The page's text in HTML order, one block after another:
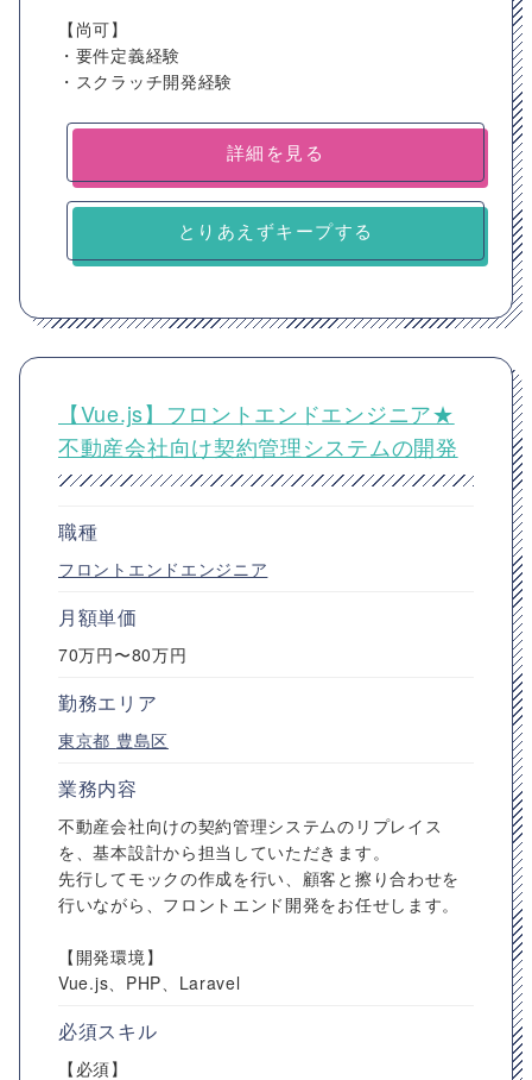
【尚可】
・要件定義経験
・スクラッチ開発経験
詳細を見る
とりあえずキープする
【Vue.js】フロントエンドエンジニア★
不動産会社向け契約管理システムの開発
職種
フロントエンドエンジニア
月額単価
70万円〜80万円
勤務エリア
東京都 豊島区
業務内容
不動産会社向けの契約管理システムのリプレイス
を、基本設計から担当していただきます。
先行してモックの作成を行い、顧客と擦り合わせを
行いながら、フロントエンド開発をお任せします。
【開発環境】
Vue.js、PHP、Laravel
必須スキル
【必須】